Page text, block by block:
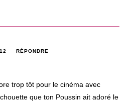
RÉPONDRE
trop tôt pour le cinéma avec
que ton Poussin ait adoré le